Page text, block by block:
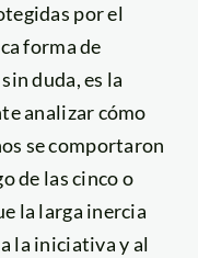
por el
forma de
duda, es la
analizar cómo
se comportaron
de las cinco o
la larga inercia
la iniciativa y al